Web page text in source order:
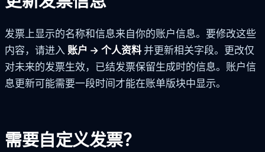
发票上显示的名称和信息来自你的账户信息。要修改这些
内容，请进入 账户 → 个人资料并更新相关字段。更改仅
对未来的发票生效，已结发票保留生成时的信息。账户信
息更新可能需要一段时间才能在账单版块中显示。
需要自定义发票？